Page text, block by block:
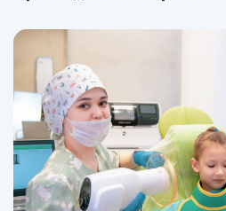
Услуги
Цены
Акции
Врачи
Отзывы
Пациентам
Филиалы